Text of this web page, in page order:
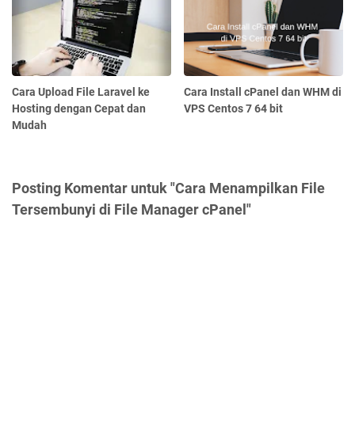
Cara Upload File Laravel ke
Hosting dengan Cepat dan
Mudah
Cara Install cPanel dan WHM di
VPS Centos 7 64 bit
Posting Komentar untuk "Cara Menampilkan File
Tersembunyi di File Manager cPanel"